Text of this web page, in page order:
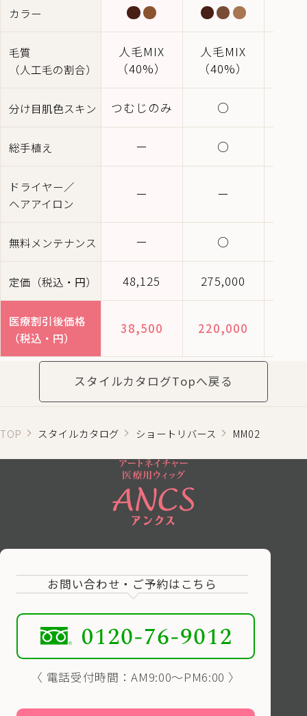
カラー
毛質
（人工毛の割合）
人毛MIX
（40%）
人毛MIX
（40%）
分け目肌色スキン つむじのみ ○
総手植え ー ○
ドライヤー／
ヘアアイロン
ー ー
無料メンテナンス ー ○
定価（税込・円） 48,125 275,000
医療割引後価格
（税込・円）
38,500 220,000
スタイルカタログTopへ戻る
TOP スタイルカタログ ショートリバース MM02
お問い合わせ・ご予約はこちら
〈 電話受付時間：AM9:00〜PM6:00 〉